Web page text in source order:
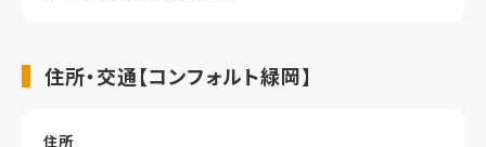
住所・交通【コンフォルト緑岡】
住所